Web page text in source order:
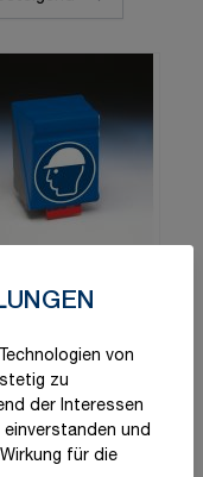
von
zu
der Interessen
und
für die
Schutzbox
€
lieferbar